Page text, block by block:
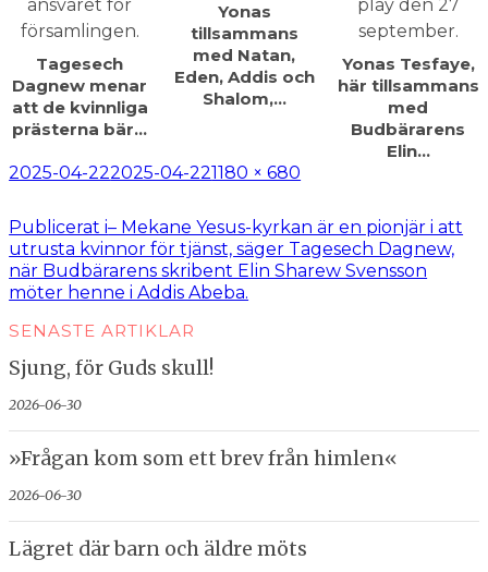
Tagesech
Dagnew menar
att de kvinnliga
prästerna bär…
Yonas
tillsammans
med Natan,
Eden, Addis och
Shalom,…
Yonas Tesfaye,
här tillsammans
med
Budbärarens
Elin…
Postat
2025-04-222025-04-22Full
1180 × 680
Inläggsnavigering
Publicerat i– Mekane Yesus-­kyrkan är en pionjär i att
utrusta kvinnor för tjänst, säger Tagesech Dagnew,
när Budbärarens skribent Elin Sharew Svensson
möter henne i Addis Abeba.
SENASTE ARTIKLAR
Sjung, för Guds skull!
2026-06-30
»Frågan kom som ett brev från himlen«
2026-06-30
Lägret där barn och äldre möts